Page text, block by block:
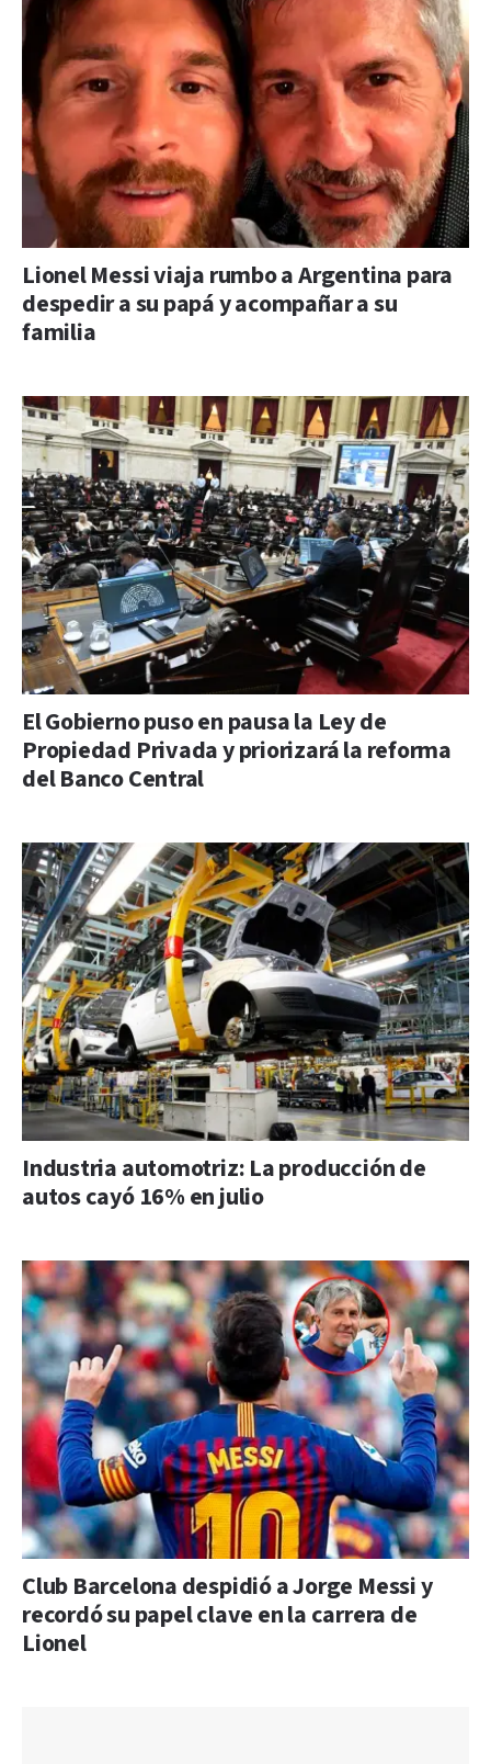
Lionel Messi viaja rumbo a Argentina para
despedir a su papá y acompañar a su
familia
El Gobierno puso en pausa la Ley de
Propiedad Privada y priorizará la reforma
del Banco Central
Industria automotriz: La producción de
autos cayó 16% en julio
Club Barcelona despidió a Jorge Messi y
recordó su papel clave en la carrera de
Lionel